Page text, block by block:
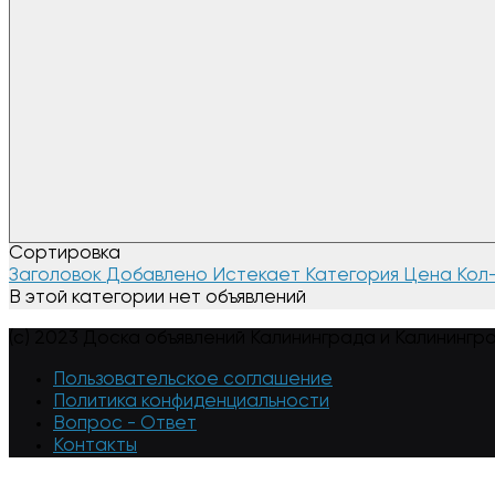
Сортировка
Заголовок Добавлено Истекает Категория Цена
В этой категории нет объявлений
Пользовательское соглашение
Политика конфиденциальности
Вопрос - Ответ
Контакты